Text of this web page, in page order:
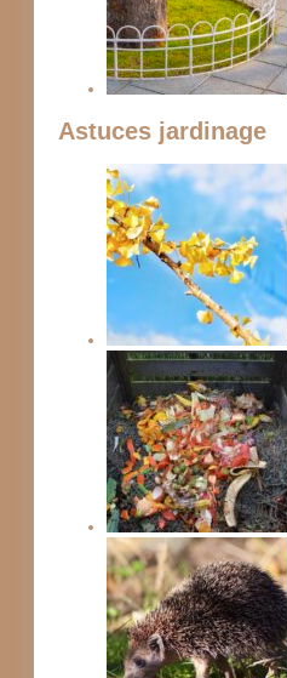
Astuces jardinage